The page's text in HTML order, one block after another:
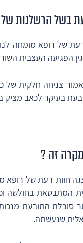
בשל הרשלנות
של רופא מומחה
בעיקר לכאב מציק
זה ?
המתבטאת בחולשה
שנעשתה.